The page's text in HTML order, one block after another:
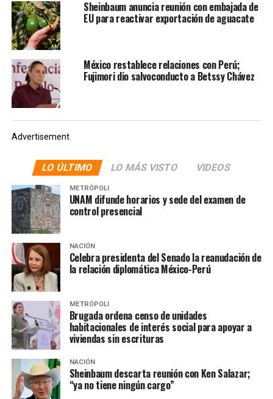
SELECCIÓN MEXICANA DE FUTBOL
SIGUIENTE
Sheinbaum decreta «home office» el jueves por
inauguración del Mundial
NO TE PIERDAS
Desea Hugo Sánchez que México gane el Mundial 2026
Sheinbaum anuncia reunión con embajada de
EU para reactivar exportación de aguacate
México restablece relaciones con Perú;
Fujimori dio salvoconducto a Betssy Chávez
Advertisement
LO ÚLTIMO LO MÁS VISTO VIDEOS
METRÓPOLI
UNAM difunde horarios y sede del examen de
control presencial
NACIÓN
Celebra presidenta del Senado la reanudación de
la relación diplomática México-Perú
METRÓPOLI
Brugada ordena censo de unidades
habitacionales de interés social para apoyar a
viviendas sin escrituras
NACIÓN
Sheinbaum descarta reunión con Ken Salazar;
“ya no tiene ningún cargo”